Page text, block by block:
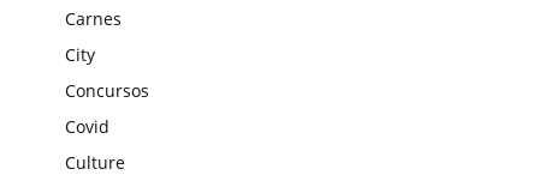
Carnes
City
Concursos
Covid
Culture